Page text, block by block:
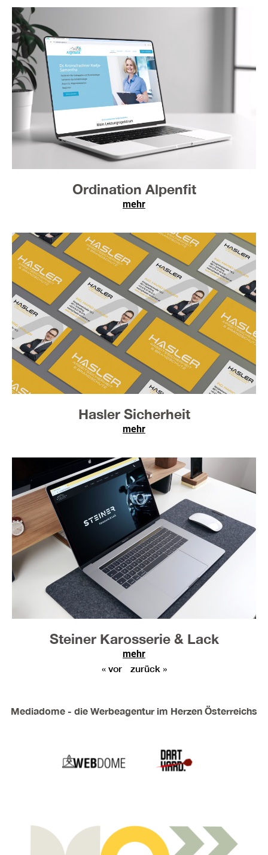
Ordination Alpenfit
mehr
Hasler Sicherheit
mehr
Steiner Karosserie & Lack
mehr
« vor
zurück »
Mediadome - die Werbeagentur im Herzen Österreichs